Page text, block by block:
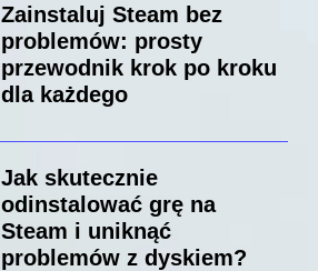
Zainstaluj Steam bez
problemów: prosty
przewodnik krok po kroku
dla każdego
Jak skutecznie
odinstalować grę na
Steam i uniknąć
problemów z dyskiem?